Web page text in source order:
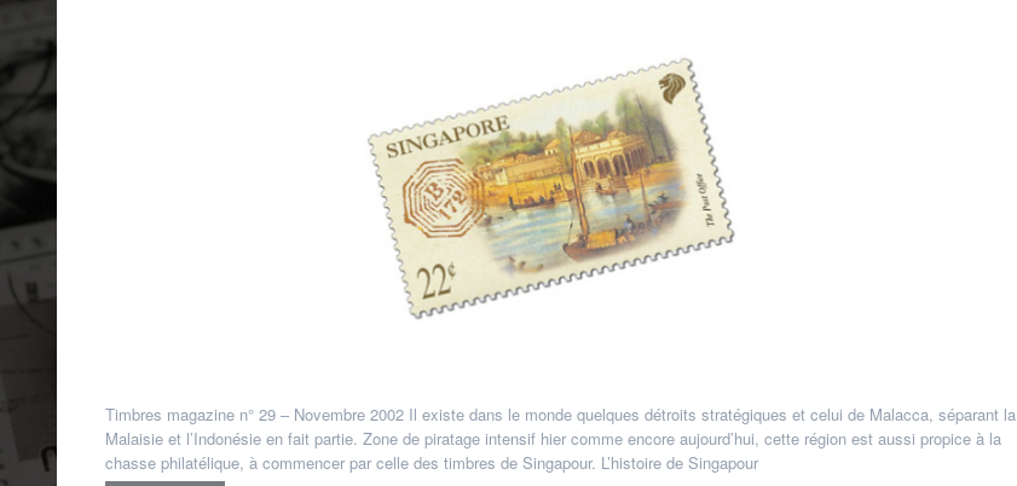
Timbres magazine n° 29 – Novembre 2002 Il existe dans le monde quelques détroits stratégiques et celui de Malacca, séparant la
Malaisie et l’Indonésie en fait partie. Zone de piratage intensif hier comme encore aujourd’hui, cette région est aussi propice à la
chasse philatélique, à commencer par celle des timbres de Singapour. L’histoire de Singapour